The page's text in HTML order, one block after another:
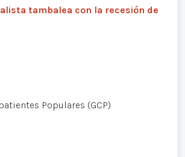
tambalea con la recesión de
Populares (GCP)